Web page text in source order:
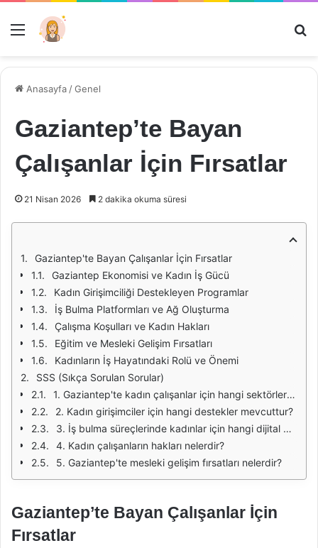
Menü
Anasayfa /Genel
Gaziantep’te Bayan
Çalışanlar İçin Fırsatlar
21 Nisan 2026 2 dakika okuma süresi
Gaziantep'te Bayan Çalışanlar İçin Fırsatlar
Gaziantep Ekonomisi ve Kadın İş Gücü
Kadın Girişimciliği Destekleyen Programlar
İş Bulma Platformları ve Ağ Oluşturma
Çalışma Koşulları ve Kadın Hakları
Eğitim ve Mesleki Gelişim Fırsatları
Kadınların İş Hayatındaki Rolü ve Önemi
SSS (Sıkça Sorulan Sorular)
1. Gaziantep'te kadın çalışanlar için hangi sektörler daha fazla fırsat sunmaktadır?
2. Kadın girişimciler için hangi destekler mevcuttur?
3. İş bulma süreçlerinde kadınlar için hangi dijital platformlar önerilmektedir?
4. Kadın çalışanların hakları nelerdir?
5. Gaziantep'te mesleki gelişim fırsatları nelerdir?
Gaziantep’te Bayan Çalışanlar İçin
Fırsatlar